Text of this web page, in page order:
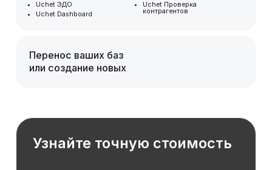
Uchet ЭДО
Uchet Dashboard
Uchet Проверка
контрагентов
Перенос ваших баз
или создание новых
Узнайте точную стоимость